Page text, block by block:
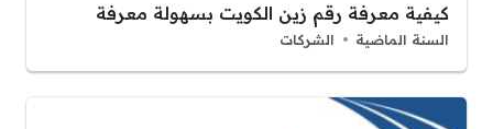
كيفية معرفة رقم زين الكويت بسهولة معرفة
السنة الماضية الشركات